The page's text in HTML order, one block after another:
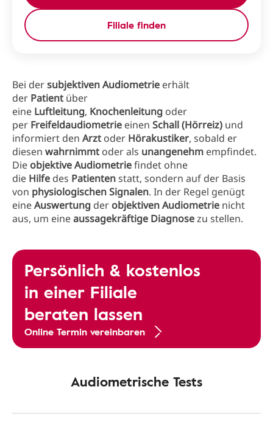
Filiale finden
Bei dersubjektiven Audiometrie erhält
der Patient über
eine Luftleitung, Knochenleitung oder
per Freifeldaudiometrie einen Schall (Hörreiz) und
informiert den Arzt oder Hörakustiker, sobald er
diesen wahrnimmt oder als unangenehm empfindet.
Die objektive Audiometriefindet ohne
die Hilfe des Patientenstatt, sondern auf der Basis
von physiologischen Signalen. In der Regel genügt
eineAuswertung der objektiven Audiometrie nicht
aus, um eineaussagekräftige Diagnosezu stellen.
Persönlich & kostenlos
in einer Filiale
beraten lassen
Online Termin vereinbaren
Audiometrische Tests